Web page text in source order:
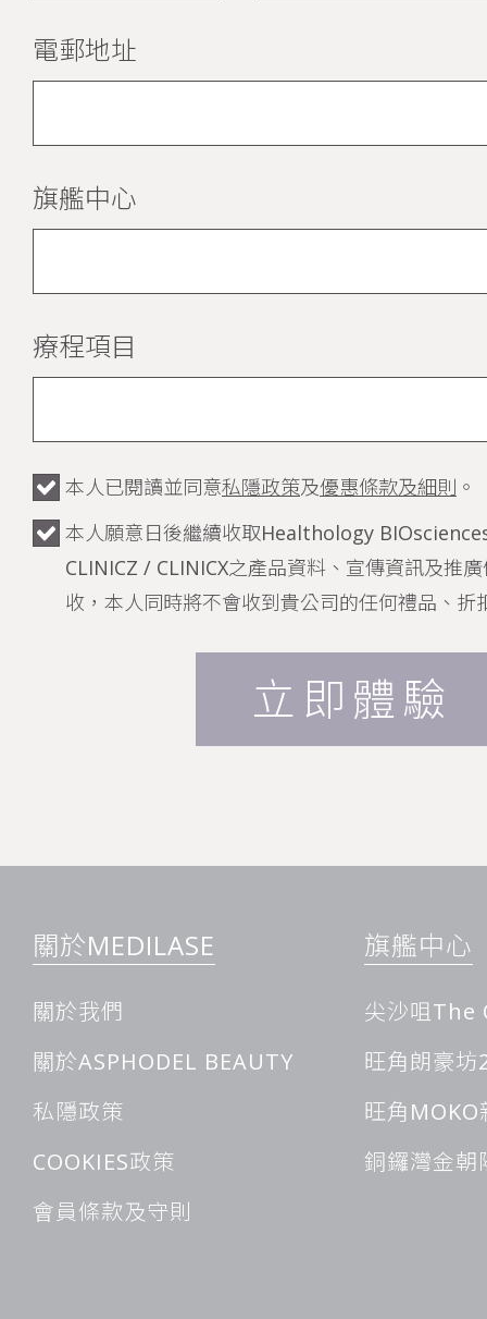
電郵地址
旗艦中心
療程項目
本人已閱讀並同意私隱政策及優惠條款及細則 。
本人願意日後繼續收取Healthology
CLINICZ / CLINICX之產品資料、宣傳資訊及推
收，本人同時將不會收到貴公司的任何禮品、折
立即體驗
關於MEDILASE
關於我們
關於ASPHODEL BEAUTY
私隱政策
COOKIES政策
會員條款及守則
旗艦中心
尖沙咀The
旺角朗豪坊
旺角
銅鑼灣金朝